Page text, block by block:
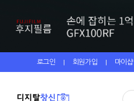
로그인 | 회원가입 | 마이샵